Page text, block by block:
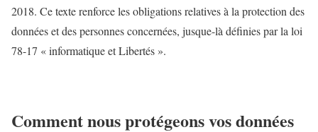
2018. Ce texte renforce les obligations relatives à la protection des
données et des personnes concernées, jusque-là définies par la loi
78-17 « informatique et Libertés ».
Comment nous protégeons vos données